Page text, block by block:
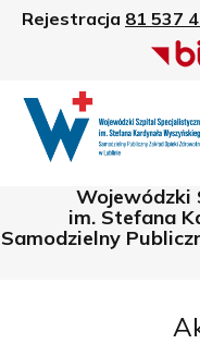
Rejestracja 81 537
Wojewódzki
im. Stefana
Samodzielny